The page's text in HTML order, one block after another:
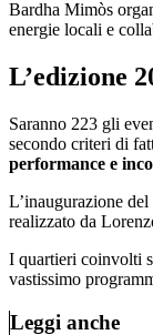
Bardha Mimòs
energie locali e
L’edizione
Saranno 223 gli
secondo criteri di
performance e
L’inaugurazione
realizzato da
I quartieri coinvolti
vastissimo
Leggi anche